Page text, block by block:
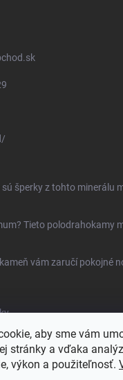
aby sme vám
stránky a vďaka
výkon a použiteľnosť.
šperky z tohto minerálu
Tieto polodrahokamy
vám zaručí pokojné